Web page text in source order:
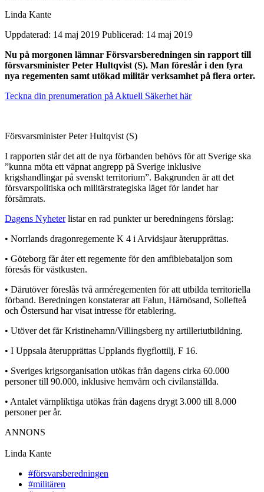
Linda Kante
Uppdaterad: 14 maj 2019 Publicerad: 14 maj 2019
Nu på morgonen lämnar Försvarsberedningen sin rapport till
försvarsminister Peter Hultqvist (S). Man föreslår i den fyra
nya regementen samt utökad militär verksamhet på flera orter.
Teckna din prenumeration på Aktuell Säkerhet här
Försvarsminister Peter Hultqvist (S)
I rapporten står det att de nya förbanden behövs för att Sverige ska
”kunna möta ett väpnat angrepp på Sverige inklusive
krigshandlingar på svenskt territorium”. Bakgrunden är att det
försvarspolitiska och militärstrategiska läget för landet har
försämrats.
Dagens Nyheterlistar en rad punkter ur beredningens förslag:
• Norrlands dragonregemente K 4 i Arvidsjaur återupprättas.
• Göteborg får åter ett regemente för den amfibiebataljon som
föresås för västkusten.
• Därutöver föreslås två arméregementen för att utbilda territoriella
förband. Beredningen konstaterar att Falun, Härnösand, Sollefteå
och Östersund har visat intresse för etablering.
• Utöver det får Kristinehamn/Villingsberg ny artilleriutbildning.
• I Uppsala återupprättas Upplands flygflottilj, F 16.
• Sveriges krigsorganisation utökas från dagens cirka 60.000
personer till 90.000, inklusive hemvärn och civilanställda.
• Antalet värnpliktiga utökas från dagens drygt 3.000 till 8.000
personer per år.
ANNONS
Linda Kante
#försvarsberedningen
#militären